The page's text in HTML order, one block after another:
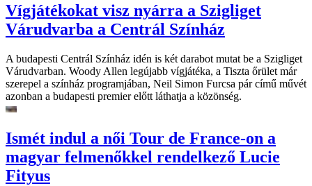
Vígjátékokat visz nyárra a Szigliget
Várudvarba a Centrál Színház
A budapesti Centrál Színház idén is két darabot mutat be a Szigliget
Várudvarban. Woody Allen legújabb vígjátéka, a Tiszta őrület már
szerepel a színház programjában, Neil Simon Furcsa pár című művét
azonban a budapesti premier előtt láthatja a közönség.
Ismét indul a női Tour de France-on a
magyar felmenőkkel rendelkező Lucie
Fityus